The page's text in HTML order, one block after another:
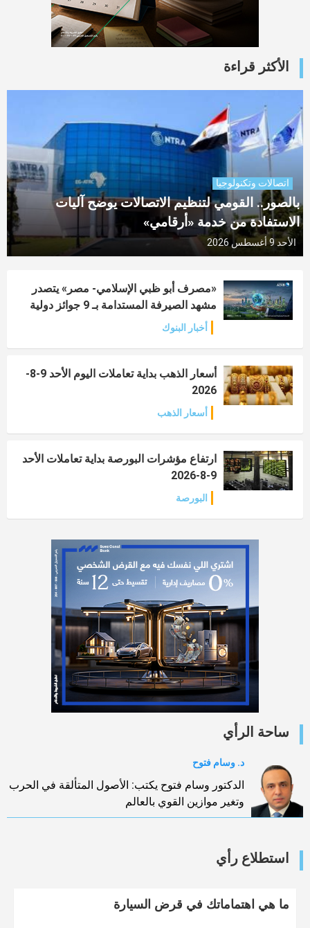
الأكثر قراءة
اتصالات وتكنولوجيا
بالصور.. القومي لتنظيم الاتصالات يوضح آليات
الاستفادة من خدمة «أرقامي»
الأحد 9 أغسطس 2026
«مصرف أبو ظبي الإسلامي- مصر» يتصدر
مشهد الصيرفة المستدامة بـ 9 جوائز دولية
أخبار البنوك
أسعار الذهب بداية تعاملات اليوم الأحد 9-8-
2026
أسعار الذهب
ارتفاع مؤشرات البورصة بداية تعاملات الأحد
9-8-2026
البورصة
ساحة الرأي
د. وسام فتوح
الدكتور وسام فتوح يكتب: الأصول المتألقة في الحرب
وتغير موازين القوي بالعالم
استطلاع رأي
ما هي اهتماماتك في قرض السيارة